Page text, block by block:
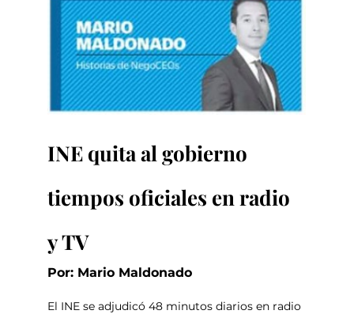
INE quita al gobierno
tiempos oficiales en radio
y TV
Por: Mario Maldonado
El INE se adjudicó 48 minutos diarios en radio